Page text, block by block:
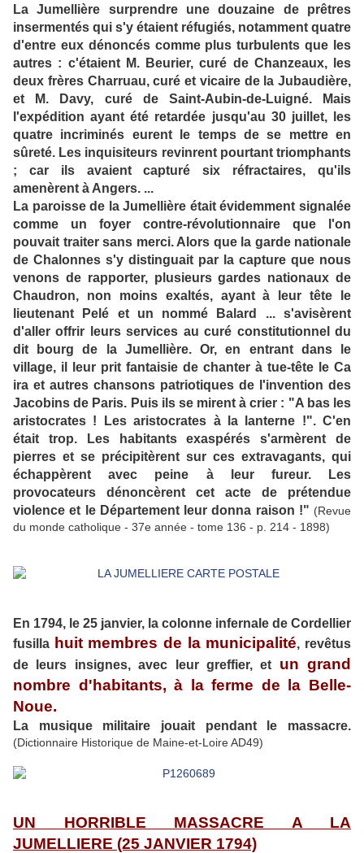
La Jumellière surprendre une douzaine de prêtres
insermentés qui s'y étaient réfugiés, notamment quatre
d'entre eux dénoncés comme plus turbulents que les
autres : c'étaient M. Beurier, curé de Chanzeaux, les
deux frères Charruau, curé et vicaire de la Jubaudière,
et M. Davy, curé de Saint-Aubin-de-Luigné. Mais
l'expédition ayant été retardée jusqu'au 30 juillet, les
quatre incriminés eurent le temps de se mettre en
sûreté. Les inquisiteurs revinrent pourtant triomphants
; car ils avaient capturé six réfractaires, qu'ils
amenèrent à Angers. ...
La paroisse de la Jumellière était évidemment signalée
comme un foyer contre-révolutionnaire que l'on
pouvait traiter sans merci. Alors que la garde nationale
de Chalonnes s'y distinguait par la capture que nous
venons de rapporter, plusieurs gardes nationaux de
Chaudron, non moins exaltés, ayant à leur tête le
lieutenant Pelé et un nommé Balard ... s'avisèrent
d'aller offrir leurs services au curé constitutionnel du
dit bourg de la Jumellière. Or, en entrant dans le
village, il leur prit fantaisie de chanter à tue-tête le Ca
ira et autres chansons patriotiques de l'invention des
Jacobins de Paris. Puis ils se mirent à crier : "A bas les
aristocrates ! Les aristocrates à la lanterne !". C'en
était trop. Les habitants exaspérés s'armèrent de
pierres et se précipitèrent sur ces extravagants, qui
échappèrent avec peine à leur fureur. Les
provocateurs dénoncèrent cet acte de prétendue
violence et le Département leur donna raison !" (Revue
du monde catholique - 37e année - tome 136 - p. 214 - 1898)
En 1794, le 25 janvier, la colonne infernale de Cordellier
fusilla huit membres de la municipalité, revêtus
de leurs insignes, avec leur greffier, et un grand
nombre d'habitants, à la ferme de la Belle-
Noue.
La musique militaire jouait pendant le massacre.
(Dictionnaire Historique de Maine-et-Loire AD49)
UN HORRIBLE MASSACRE A LA
JUMELLIERE (25 JANVIER 1794)